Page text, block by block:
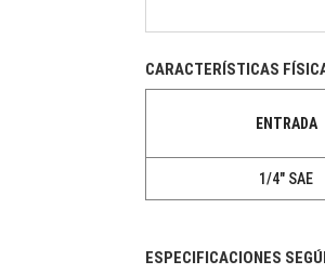
CARACTERÍSTICAS
ENTRADA
1/4" SAE
ESPECIFICACIONES